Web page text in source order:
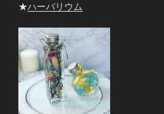
★ハーバリウム